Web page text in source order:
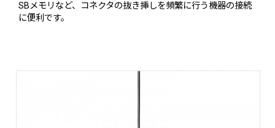
SBメモリなど、コネクタの抜き挿しを頻繁に行う機器の接続
に便利です。